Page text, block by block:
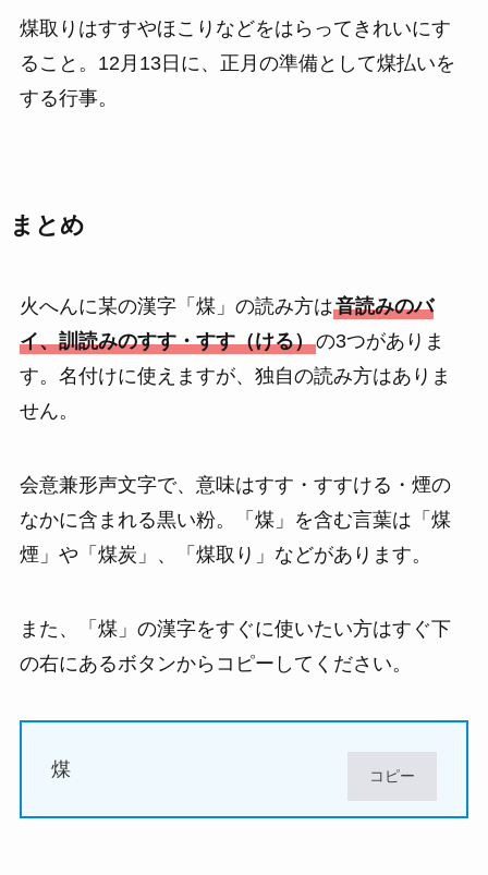
煤取りはすすやほこりなどをはらってきれいにす
ること。12月13日に、正月の準備として煤払いを
する行事。
まとめ
火へんに某の漢字「煤」の読み方は音読みのバ
イ、訓読みのすす・すす（ける）の3つがありま
す。名付けに使えますが、独自の読み方はありま
せん。
会意兼形声文字で、意味はすす・すすける・煙の
なかに含まれる黒い粉。「煤」を含む言葉は「煤
煙」や「煤炭」、「煤取り」などがあります。
また、「煤」の漢字をすぐに使いたい方はすぐ下
の右にあるボタンからコピーしてください。
煤 コピー